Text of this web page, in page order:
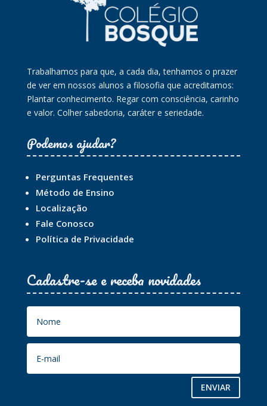
Trabalhamos para que, a cada dia, tenhamos o prazer
de ver em nossos alunos a filosofia que acreditamos:
Plantar conhecimento. Regar com consciência, carinho
e valor. Colher sabedoria, caráter e seriedade.
Podemos ajudar?
Perguntas Frequentes
Método de Ensino
Localização
Fale Conosco
Política de Privacidade
Cadastre-se e receba novidades
ENVIAR